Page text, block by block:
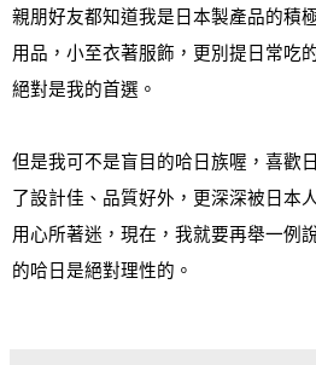
親朋好友都知道我是日本製產品的積
用品，小至衣著服飾，更別提日常吃
絕對是我的首選。
但是我可不是盲目的哈日族喔，喜歡
了設計佳 、 品質好外，更深深被日本
用心所著迷，現在，我就要再舉一例
的哈日是絕對理性的。